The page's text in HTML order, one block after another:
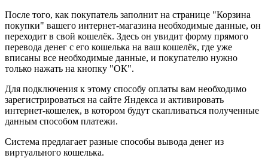
После того, как покупатель заполнит на странице "Корзина
покупки" вашего интернет-магазина необходимые данные, он
переходит в свой кошелёк. Здесь он увидит форму прямого
перевода денег с его кошелька на ваш кошелёк, где уже
вписаны все необходимые данные, и покупателю нужно
только нажать на кнопку "ОК".
Для подключения к этому способу оплаты вам необходимо
зарегистрироваться на сайте Яндекса и активировать
интернет-кошелек, в котором будут скапливаться полученные
данным способом платежи.
Система предлагает разные способы вывода денег из
виртуального кошелька.